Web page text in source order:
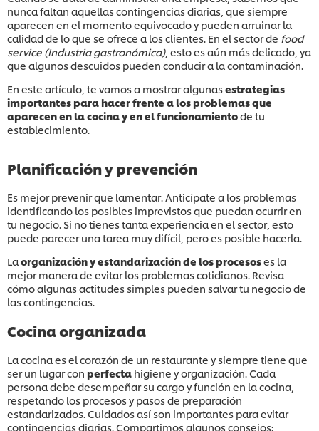
nunca faltan aquellas contingencias diarias, que siempre
aparecen en el momento equivocado y pueden arruinar la
calidad de lo que se ofrece a los clientes. En el sector de food
service (Industria gastronómica), esto es aún más delicado, ya
que algunos descuidos pueden conducir a la contaminación.
En este artículo, te vamos a mostrar algunasestrategias
importantes para hacer frente a los problemas que
aparecen en la cocina y en el funcionamientode tu
establecimiento.
Planificación y prevención
Es mejor prevenir que lamentar. Anticípate a los problemas
identificando los posibles imprevistos que puedan ocurrir en
tu negocio. Si no tienes tanta experiencia en el sector, esto
puede parecer una tarea muy difícil, pero es posible hacerla.
La organización y estandarización de los procesoses la
mejor manera de evitar los problemas cotidianos. Revisa
cómo algunas actitudes simples pueden salvar tu negocio de
las contingencias.
Cocina organizada
La cocina es el corazón de un restaurante y siempre tiene que
ser un lugar con perfecta higiene y organización. Cada
persona debe desempeñar su cargo y función en la cocina,
respetando los procesos y pasos de preparación
estandarizados. Cuidados así son importantes para evitar
contingencias diarias. Compartimos algunos consejos: